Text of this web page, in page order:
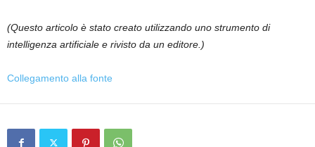
(Questo articolo è stato creato utilizzando uno strumento di
intelligenza artificiale e rivisto da un editore.)
Collegamento alla fonte